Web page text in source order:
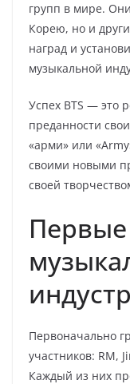
групп в мире.
Корею, но и
наград и
музыкальной
Успех BTS — это
преданности
«арми» или
своими новыми
своей
Первоначально
участников: RM,
Каждый из них